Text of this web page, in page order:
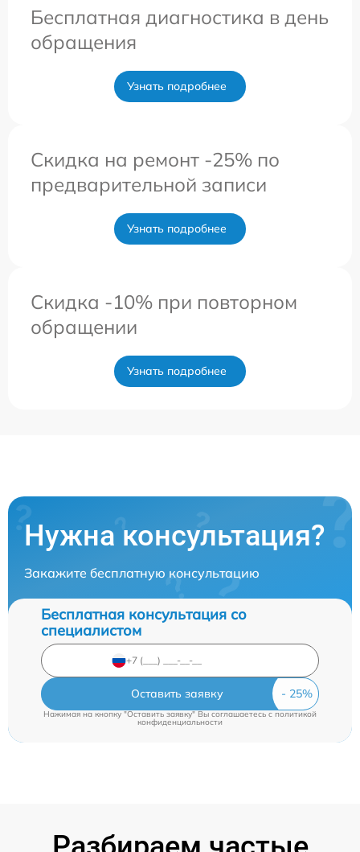
Бесплатная диагностика в день
обращения
Узнать подробнее
Скидка на ремонт -25% по
предварительной записи
Узнать подробнее
Скидка -10% при повторном
обращении
Узнать подробнее
Нужна консультация?
Закажите бесплатную консультацию
Бесплатная консультация со
специалистом
Оставить заявку
Нажимая на кнопку "Оставить заявку" Вы соглашаетесь cполитикой
конфиденциальности